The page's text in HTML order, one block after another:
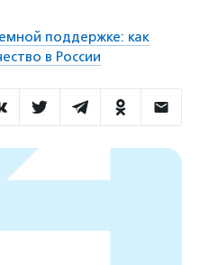
поддержке: как
в России